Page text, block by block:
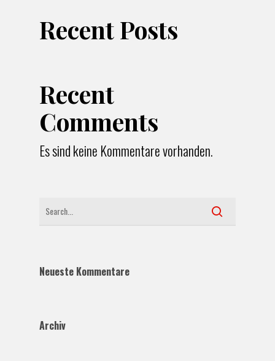
Recent Posts
Recent
Comments
Es sind keine Kommentare vorhanden.
Neueste Kommentare
Archiv